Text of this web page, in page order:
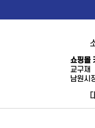
쇼핑몰
교구재
남원시